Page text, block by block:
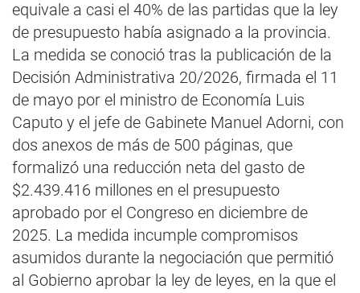
equivale a casi el 40% de las partidas que la ley
de presupuesto había asignado a la provincia.
La medida se conoció tras la publicación de la
Decisión Administrativa 20/2026, firmada el 11
de mayo por el ministro de Economía Luis
Caputo y el jefe de Gabinete Manuel Adorni, con
dos anexos de más de 500 páginas, que
formalizó una reducción neta del gasto de
$2.439.416 millones en el presupuesto
aprobado por el Congreso en diciembre de
2025. La medida incumple compromisos
asumidos durante la negociación que permitió
al Gobierno aprobar la ley de leyes, en la que el